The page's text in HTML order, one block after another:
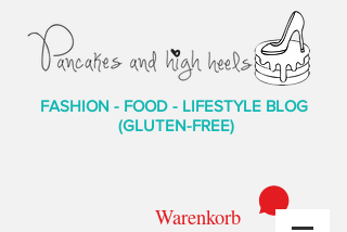
FASHION - FOOD - LIFESTYLE BLOG
(GLUTEN-FREE)
Warenkorb